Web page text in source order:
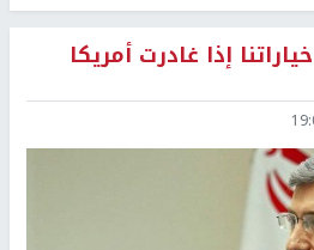
إذا غادرت أمريكا